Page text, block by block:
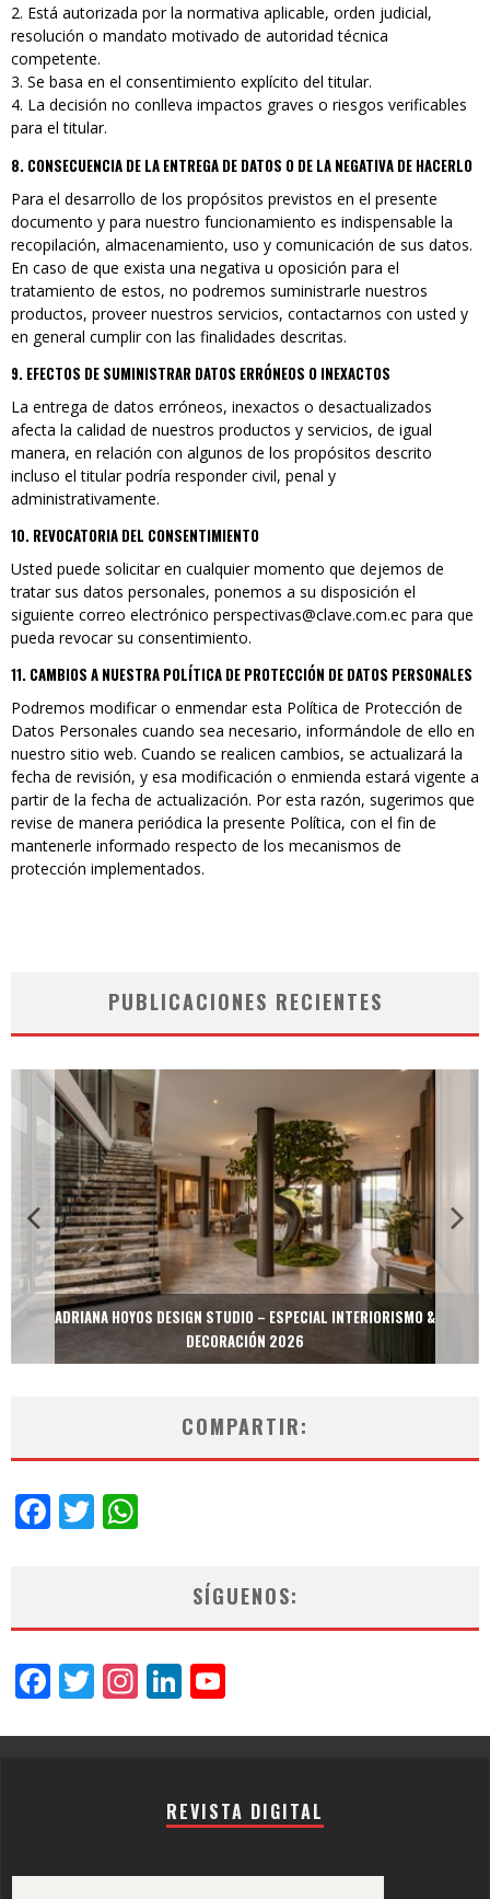
Está autorizada por la normativa aplicable, orden judicial,
resolución o mandato motivado de autoridad técnica
competente.
Se basa en el consentimiento explícito del titular.
La decisión no conlleva impactos graves o riesgos verificables
para el titular.
8. CONSECUENCIA DE LA ENTREGA DE DATOS O DE LA NEGATIVA DE HACERLO
Para el desarrollo de los propósitos previstos en el presente
documento y para nuestro funcionamiento es indispensable la
recopilación, almacenamiento, uso y comunicación de sus datos.
En caso de que exista una negativa u oposición para el
tratamiento de estos, no podremos suministrarle nuestros
productos, proveer nuestros servicios, contactarnos con usted y
en general cumplir con las finalidades descritas.
9. EFECTOS DE SUMINISTRAR DATOS ERRÓNEOS O INEXACTOS
La entrega de datos erróneos, inexactos o desactualizados
afecta la calidad de nuestros productos y servicios, de igual
manera, en relación con algunos de los propósitos descrito
incluso el titular podría responder civil, penal y
administrativamente.
10. REVOCATORIA DEL CONSENTIMIENTO
Usted puede solicitar en cualquier momento que dejemos de
tratar sus datos personales, ponemos a su disposición el
siguiente correo electrónico perspectivas@clave.com.ec para que
pueda revocar su consentimiento.
11. CAMBIOS A NUESTRA POLÍTICA DE PROTECCIÓN DE DATOS PERSONALES
Podremos modificar o enmendar esta Política de Protección de
Datos Personales cuando sea necesario, informándole de ello en
nuestro sitio web. Cuando se realicen cambios, se actualizará la
fecha de revisión, y esa modificación o enmienda estará vigente a
partir de la fecha de actualización. Por esta razón, sugerimos que
revise de manera periódica la presente Política, con el fin de
mantenerle informado respecto de los mecanismos de
protección implementados.
PUBLICACIONES RECIENTES
ADRIANA HOYOS DESIGN STUDIO – ESPECIAL INTERIORISMO &
DECORACIÓN 2026
COMPARTIR:
Facebook
Twitter
SÍGUENOS:
Facebook
Twitter
Instagram
LinkedIn
REVISTA DIGITAL